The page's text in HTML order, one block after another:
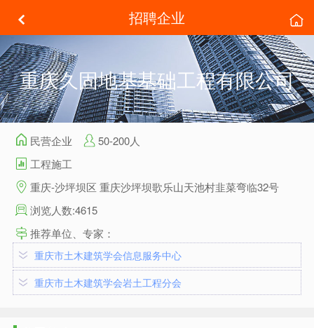
招聘企业
重庆久固地基基础工程有限公司
民营企业
50-200人
工程施工
重庆-沙坪坝区 重庆沙坪坝歌乐山天池村韭菜弯临32号
浏览人数:4615
推荐单位、专家：
重庆市土木建筑学会信息服务中心
重庆市土木建筑学会岩土工程分会